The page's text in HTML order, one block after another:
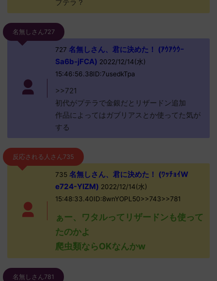
プテラ？
名無しさん727
727 名無しさん、君に決めた！ (ｱｳｱｳｳｰ
Sa6b-jFCA) 2022/12/14(水)
15:46:56.38ID:7usedkTpa
>>721
初代がプテラで金銀だとリザードン追加
作品によってはガブリアスとか使ってた気が
する
反応される人さん735
735名無しさん、君に決めた！ (ﾜｯﾁｮｲW
e724-YIZM) 2022/12/14(水)
15:48:33.40ID:8wnYOPL50>>743>>781
ぁー、ワタルってリザードンも使って
たのかよ
爬虫類ならOKなんかw
名無しさん781